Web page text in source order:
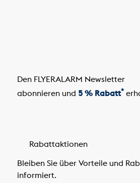
Den FLYERALARM Newsletter
abonnieren und 5 % Rabatt*
Rabattaktionen
Bleiben Sie über Vorteile und
informiert.